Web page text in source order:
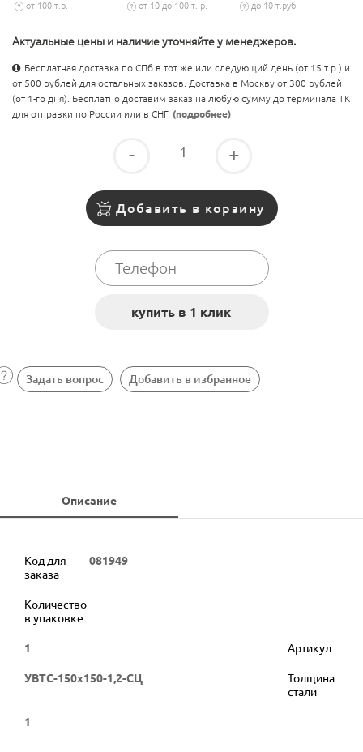
от 100 т.р. от 10 до 100 т. р. до 10 т.руб
Актуальные цены и наличие уточняйте у менеджеров.
Бесплатная доставка по СПб в тот же или следующий день (от 15 т.р.) и
от 500 рублей для остальных заказов. Доставка в Москву от 300 рублей
(от 1-го дня). Бесплатно доставим заказ на любую сумму до терминала ТК
для отправки по России или в СНГ. (подробнее)
- +
Добавить в корзину
Задать вопрос Добавить в избранное
Описание
Код для
заказа
081949
Количество
в упаковке
1 Артикул
УВТС-150х150-1,2-СЦ
Толщина
стали
1